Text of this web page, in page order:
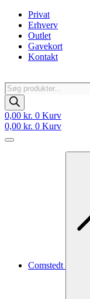
Videre
indhold
Privat
Erhverv
Outlet
Gavekort
Kontakt
Products
search
0,00 kr. 0 Kurv
0,00 kr. 0 Kurv
Comstedt